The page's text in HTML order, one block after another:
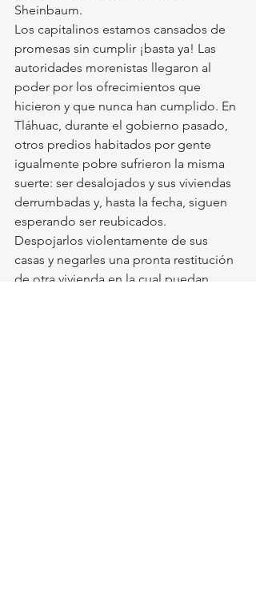
Sheinbaum.
Los capitalinos estamos cansados de
promesas sin cumplir ¡basta ya! Las
autoridades morenistas llegaron al
poder por los ofrecimientos que
hicieron y que nunca han cumplido. En
Tláhuac, durante el gobierno pasado,
otros predios habitados por gente
igualmente pobre sufrieron la misma
suerte: ser desalojados y sus viviendas
derrumbadas y, hasta la fecha, siguen
esperando ser reubicados.
Despojarlos violentamente de sus
casas y negarles una pronta restitución
de otra vivienda en la cual puedan